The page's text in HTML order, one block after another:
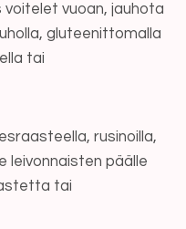
voitelet vuoan, jauhota
gluteenittomalla
tai
rusinoilla,
leivonnaisten päälle
tai